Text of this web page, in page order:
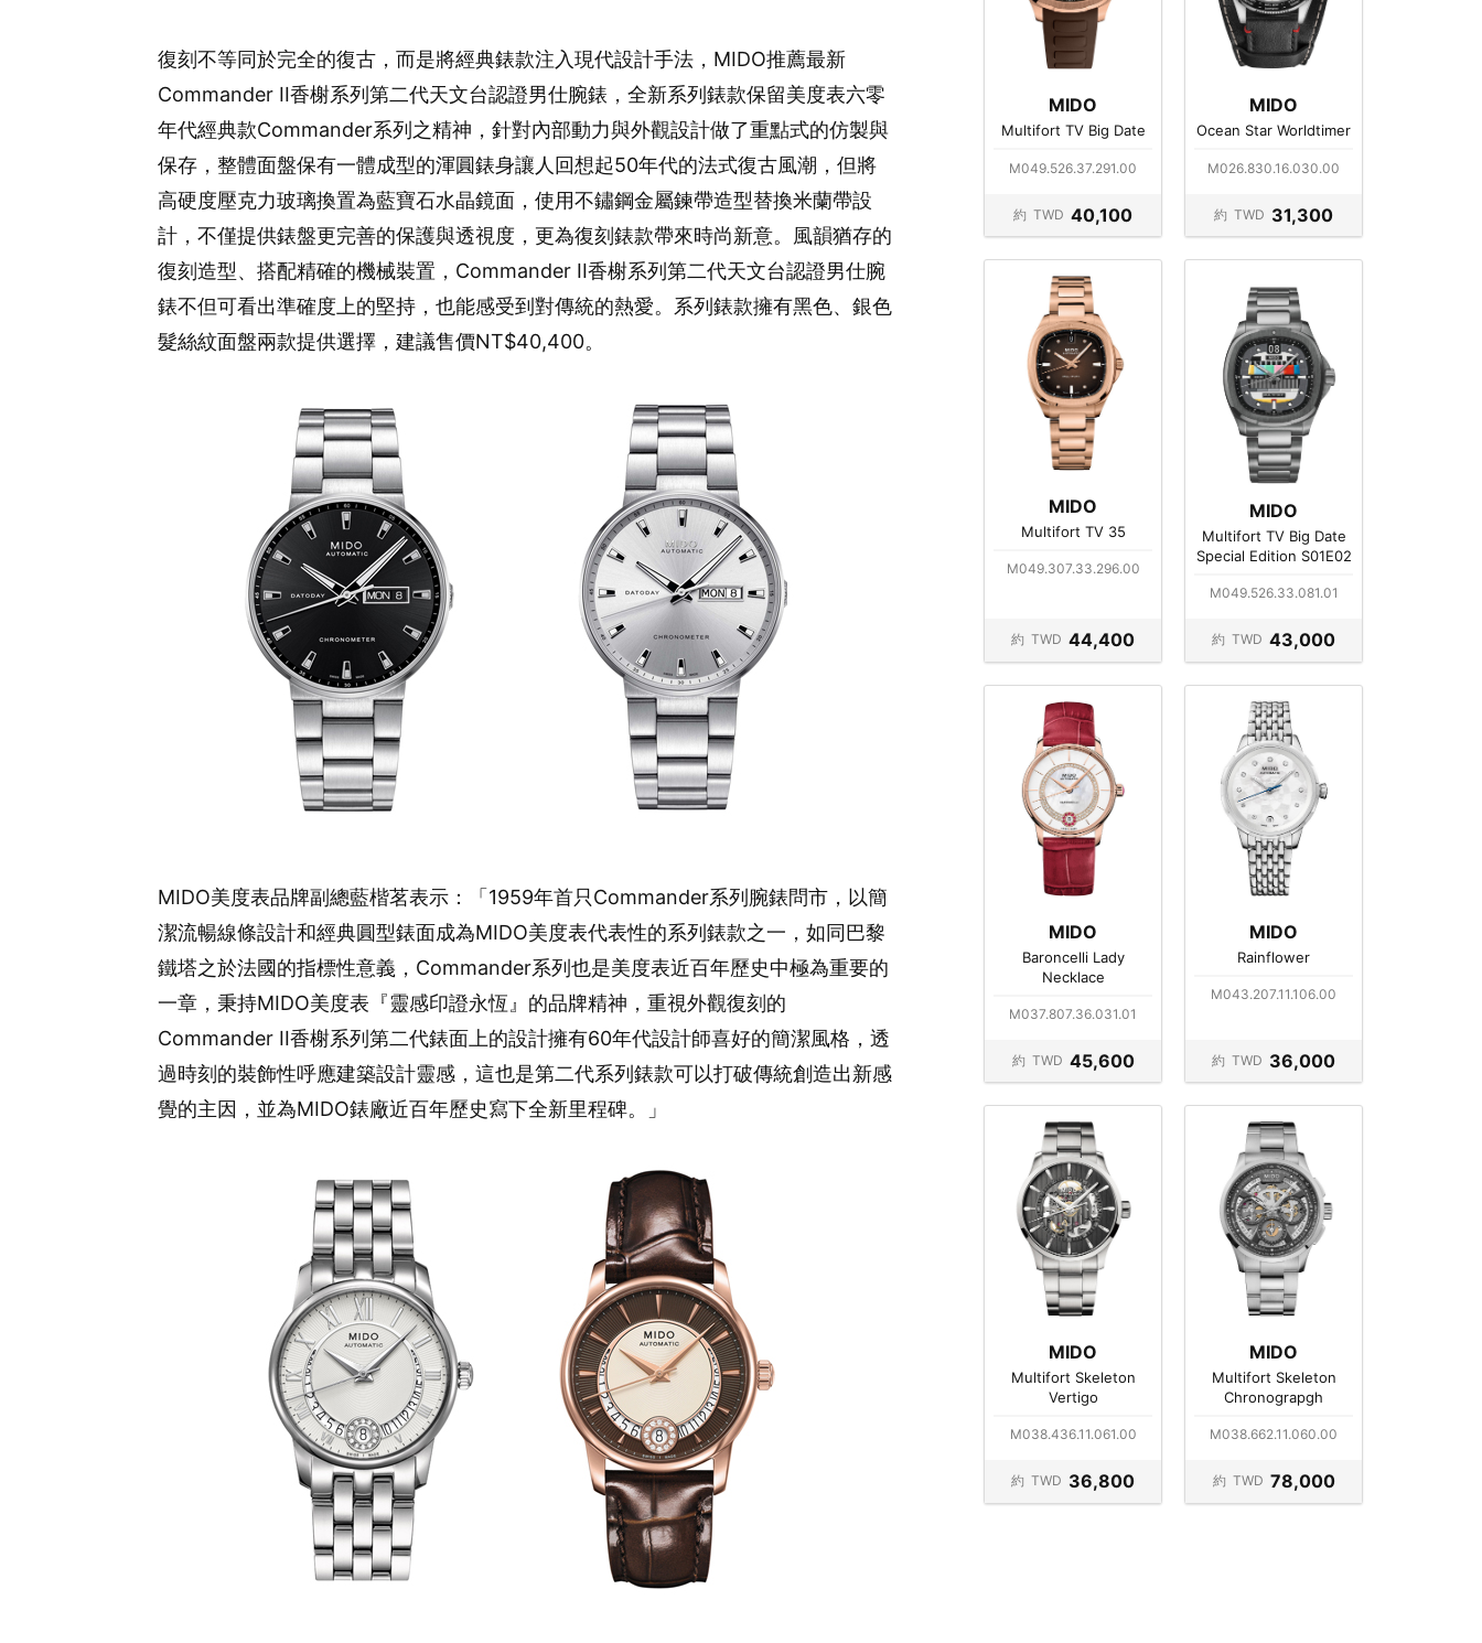
復刻不等同於完全的復古，而是將經典錶款注入現代設計手法，MIDO推薦最新
Commander II香榭系列第二代天文台認證男仕腕錶，全新系列錶款保留美度表六零
年代經典款Commander系列之精神，針對內部動力與外觀設計做了重點式的仿製與
保存，整體面盤保有一體成型的渾圓錶身讓人回想起50年代的法式復古風潮，但將
高硬度壓克力玻璃換置為藍寶石水晶鏡面，使用不鏽鋼金屬鍊帶造型替換米蘭帶設
計，不僅提供錶盤更完善的保護與透視度，更為復刻錶款帶來時尚新意。風韻猶存的
復刻造型、搭配精確的機械裝置，Commander II香榭系列第二代天文台認證男仕腕
錶不但可看出準確度上的堅持，也能感受到對傳統的熱愛。系列錶款擁有黑色、銀色
髮絲紋面盤兩款提供選擇，建議售價NT$40,400。
MIDO美度表品牌副總藍楷茗表示：「1959年首只Commander系列腕錶問市，以簡
潔流暢線條設計和經典圓型錶面成為MIDO美度表代表性的系列錶款之一，如同巴黎
鐵塔之於法國的指標性意義，Commander系列也是美度表近百年歷史中極為重要的
一章，秉持MIDO美度表『靈感印證永恆』的品牌精神，重視外觀復刻的
Commander II香榭系列第二代錶面上的設計擁有60年代設計師喜好的簡潔風格，透
過時刻的裝飾性呼應建築設計靈感，這也是第二代系列錶款可以打破傳統創造出新感
覺的主因，並為MIDO錶廠近百年歷史寫下全新里程碑。」
MIDO
Multifort TV Big Date
M049.526.37.291.00
約 TWD 40,100
MIDO
Ocean Star Worldtimer
M026.830.16.030.00
約 TWD 31,300
MIDO
Multifort TV 35
M049.307.33.296.00
約 TWD 44,400
MIDO
Multifort TV Big Date
Special Edition S01E02
M049.526.33.081.01
約 TWD 43,000
MIDO
Baroncelli Lady
Necklace
M037.807.36.031.01
約 TWD 45,600
MIDO
Rainflower
M043.207.11.106.00
約 TWD 36,000
MIDO
Multifort Skeleton
Vertigo
M038.436.11.061.00
約 TWD 36,800
MIDO
Multifort Skeleton
Chronograpgh
M038.662.11.060.00
約 TWD 78,000